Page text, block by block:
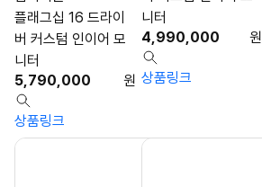
플래그십 16 드라이
버 커스텀 인이어 모
니터
5,790,000
원
상품링크
니터
4,990,000
원
상품링크